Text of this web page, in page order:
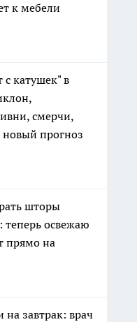
к мебели
с катушек" в
смерчи,
прогноз
шторы
освежаю
прямо на
завтрак: врач